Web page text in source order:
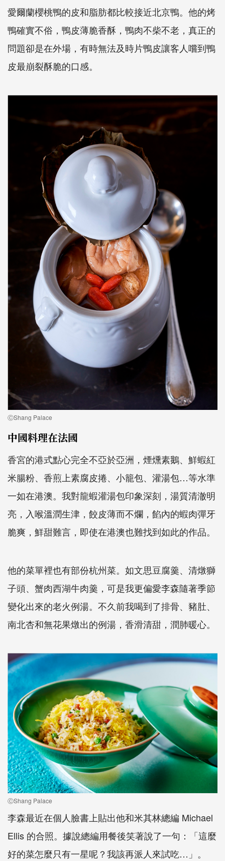
愛爾蘭櫻桃鴨的皮和脂肪都比較接近北京鴨。他的烤
鴨確實不俗，鴨皮薄脆香酥，鴨肉不柴不老，真正的
問題卻是在外場，有時無法及時片鴨皮讓客人嚐到鴨
皮最崩裂酥脆的口感。
ⒸShang Palace
中國料理在法國
香宮的港式點心完全不亞於亞洲，煙燻素鵝、鮮蝦紅
米腸粉、香煎上素腐皮捲、小籠包、灌湯包…等水準
一如在港澳。我對龍蝦灌湯包印象深刻，湯質清澈明
亮，入喉溫潤生津，餃皮薄而不爛，餡內的蝦肉彈牙
脆爽，鮮甜難言，即使在港澳也難找到如此的作品。
他的菜單裡也有部份杭州菜。如文思豆腐羹、清燉獅
子頭、蟹肉西湖牛肉羹，可是我更偏愛李森隨著季節
變化出來的老火例湯。不久前我喝到了排骨、豬肚、
南北杏和無花果燉出的例湯，香滑清甜，潤肺暖心。
ⒸShang Palace
李森最近在個人臉書上貼出他和米其林總編 Michael
Ellis 的合照。據說總編用餐後笑著說了一句：「這麼
好的菜怎麼只有一星呢？我該再派人來試吃…」。